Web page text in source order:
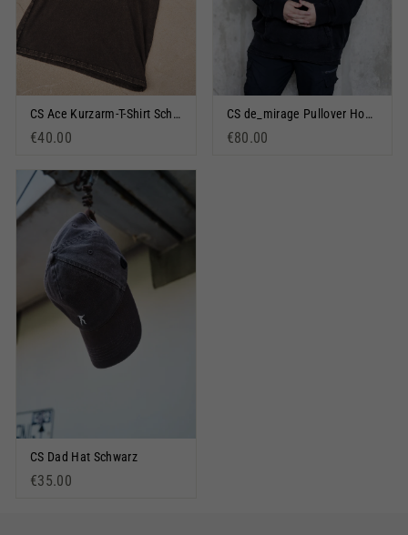
CS Ace Kurzarm-T-Shirt Schwarz
€40.00
CS de_mirage Pullover Hoodie Schwarz
€80.00
CS Dad Hat Schwarz
€35.00